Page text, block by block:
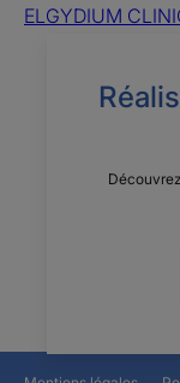
ELGYDIUM
Questions